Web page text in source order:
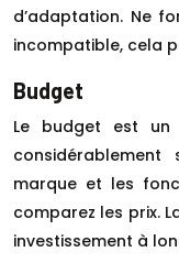
d’adaptation. Ne
incompatible, cela
Budget
Le budget est un
marque et les
comparez les prix.
investissement à